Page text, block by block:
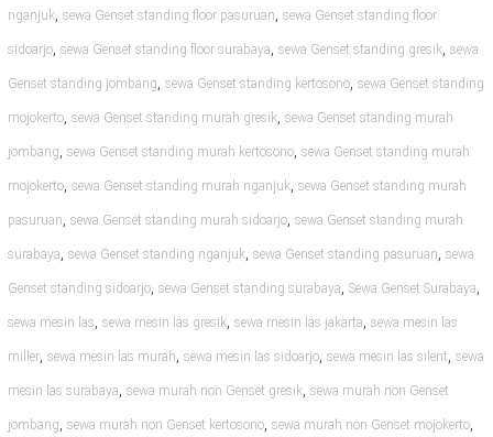
nganjuk, sewa Genset standing floor pasuruan, sewa Genset standing floor
sidoarjo, sewa Genset standing floor surabaya, sewa Genset standing gresik, sewa
Genset standing jombang, sewa Genset standing kertosono, sewa Genset standing
mojokerto, sewa Genset standing murah gresik, sewa Genset standing murah
jombang, sewa Genset standing murah kertosono, sewa Genset standing murah
mojokerto, sewa Genset standing murah nganjuk, sewa Genset standing murah
pasuruan, sewa Genset standing murah sidoarjo, sewa Genset standing murah
surabaya, sewa Genset standing nganjuk, sewa Genset standing pasuruan, sewa
Genset standing sidoarjo, sewa Genset standing surabaya, Sewa Genset Surabaya,
sewa mesin las, sewa mesin las gresik, sewa mesin las jakarta, sewa mesin las
miller, sewa mesin las murah, sewa mesin las sidoarjo, sewa mesin las silent, sewa
mesin las surabaya, sewa murah non Genset gresik, sewa murah non Genset
jombang, sewa murah non Genset kertosono, sewa murah non Genset mojokerto,